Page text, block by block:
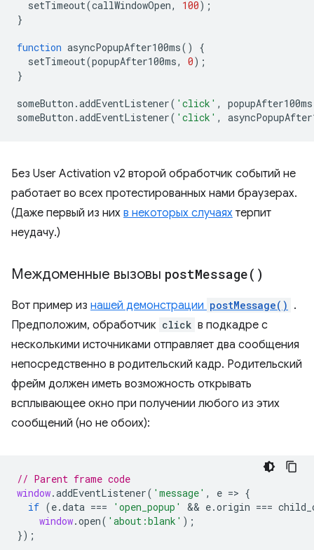
setTimeout(callWindowOpen, 100);
}
function asyncPopupAfter100ms()
{
setTimeout(popupAfter100ms, 0);
}
someButton .addEventListener( 'click' , popupAfter100ms
someButton .addEventListener( 'click' ,
Без User Activation v2 второй обработчик событий не
работает во всех протестированных нами браузерах.
(Даже первый из них в некоторых случаях терпит
неудачу.)
Междоменные вызовы postMessage( )
Вот пример из нашей демонстрации postMessage() .
Предположим, обработчик click в подкадре с
несколькими источниками отправляет два сообщения
непосредственно в родительский кадр. Родительский
фрейм должен иметь возможность открывать
всплывающее окно при получении любого из этих
сообщений (но не обоих):
// Parent frame code
window.addEventListener( 'message' , e => {
if (e.data === 'open_popup' && e.origin ===
window.open( 'about:blank' );
});